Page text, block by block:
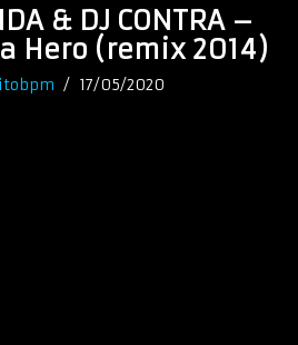
& DJ CONTRA –
Hero (remix 2014)
17/05/2020